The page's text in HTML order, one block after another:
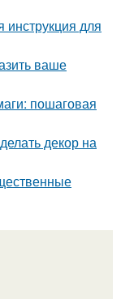
инструкция для
ваше
пошаговая
декор на